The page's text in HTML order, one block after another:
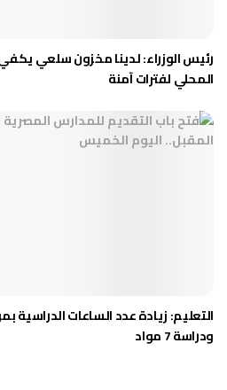
رئيس الوزراء: لدينا مخزون سلعي يكفي
المحلي لفترات آمنة
التعليم: زيادة عدد الساعات الدراسية
ودراسة 7 مواد